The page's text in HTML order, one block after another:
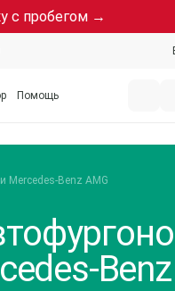
с пробегом →
Помощь
Mercedes-Benz AMG